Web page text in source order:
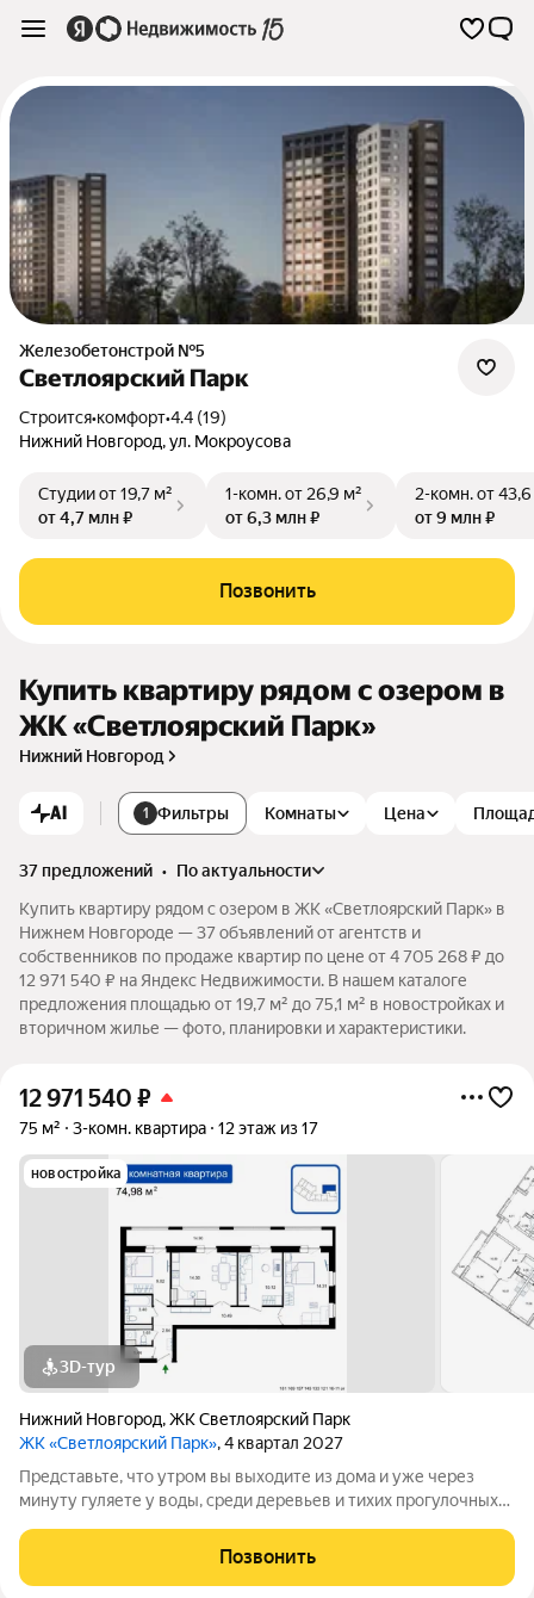
Железобетонстрой №5
Светлоярский Парк
Строится•комфорт•4.4 (19)
Нижний Новгород,ул. Мокроусова
Студииот 19,7 м²
от 4,7 млн ₽
1-комн.от 26,9 м²
от 6,3 млн ₽
2-комн.от
от 9 млн ₽
Позвонить
Купить квартиру рядом с озером в
ЖК «Светлоярский Парк»
Нижний Новгород
AI 1 Фильтры Комнаты Цена
37 предложений •
по актуальности
Купить квартиру рядом с озером в ЖК «Светлоярский Парк» в
Нижнем Новгороде — 37 объявлений от агентств и
собственников по продаже квартир по цене от 4 705 268 ₽ до
12 971 540 ₽ на Яндекс Недвижимости. В нашем каталоге
предложения площадью от 19,7 м² до 75,1 м² в новостройках и
вторичном жилье — фото, планировки и характеристики.
12 971 540 ₽
75 м² 3-комн. квартира 12 этаж из 17
новостройка
3D-тур
Нижний Новгород,ЖК Светлоярский Парк
ЖК «Светлоярский Парк», 4 квартал 2027
Представьте, что утром вы выходите из дома и уже через
минуту гуляете у воды, среди деревьев и тихих прогулочных
рядом с одним из самых живописных мест Сормовского
района Нижнего Новгорода
Позвонить